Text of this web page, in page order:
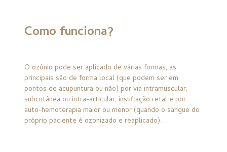
Como funciona?
O ozônio pode ser aplicado de várias formas, as
principais são de forma local (que podem ser em
pontos de acupuntura ou não) por via intramuscular,
subcutânea ou intra-articular, insuflação retal e por
auto-hemoterapia maior ou menor (quando o sangue do
próprio paciente é ozonizado e reaplicado).